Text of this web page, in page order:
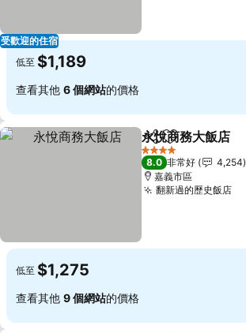
受歡迎的住宿
低至 $1,189
查看其他 6 個網站的價格
分享 加入我的最愛
永悅商務大飯店
4 星級
8.0 非常好
4,254
嘉義市區
翻新過的歷史飯店
低至 $1,275
查看其他 9 個網站的價格